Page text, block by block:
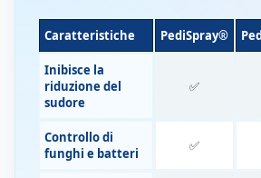
Caratteristiche PediSpray®
Inibisce la
riduzione del
sudore
✅
Controllo di
funghi e batteri
✅